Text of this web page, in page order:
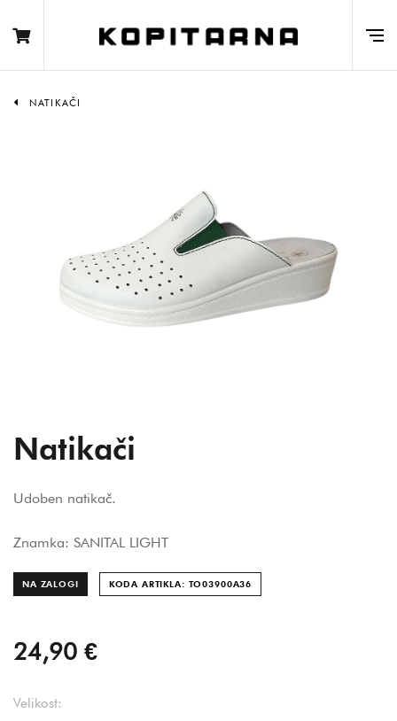
NATIKAČI
Natikači
Udoben natikač.
Znamka: SANITAL LIGHT
NA ZALOGI KODA ARTIKLA: TO03900A36
24,90 €
Velikost: